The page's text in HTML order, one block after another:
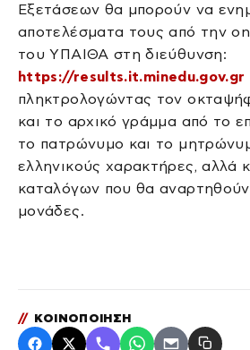
Εξετάσεων θα μπορούν να
αποτελέσματα τους από την
του ΥΠΑΙΘΑ στη διεύθυνση:
https://results.it.minedu.gov.gr
πληκτρολογώντας τον
και το αρχικό γράμμα από το
το πατρώνυμο και το
ελληνικούς χαρακτήρες, αλλά
καταλόγων που θα αναρτηθούν
μονάδες.
// ΚΟΙΝΟΠΟΙΗΣΗ